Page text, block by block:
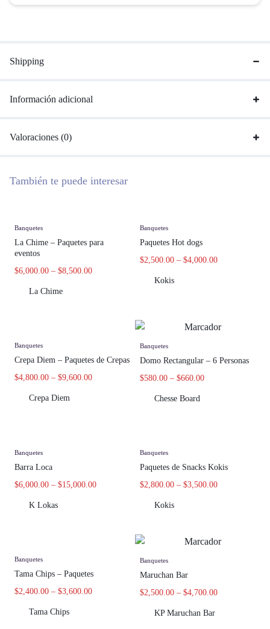
Shipping
Información adicional
Valoraciones (0)
También te puede interesar
Banquetes
La Chime – Paquetes para
eventos
$6,000.00 – $8,500.00
La Chime
Banquetes
Paquetes Hot dogs
$2,500.00 – $4,000.00
Kokis
Banquetes
Crepa Diem – Paquetes de Crepas
$4,800.00 – $9,600.00
Crepa Diem
Banquetes
Domo Rectangular – 6 Personas
$580.00 – $660.00
Chesse Board
Banquetes
Barra Loca
$6,000.00 – $15,000.00
K Lokas
Banquetes
Paquetes de Snacks Kokis
$2,800.00 – $3,500.00
Kokis
Banquetes
Tama Chips – Paquetes
$2,400.00 – $3,600.00
Tama Chips
Banquetes
Maruchan Bar
$2,500.00 – $4,700.00
KP Maruchan Bar